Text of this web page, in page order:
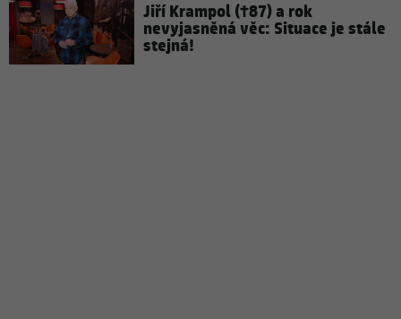
Jiří Krampol (†87) a rok
nevyjasněná věc: Situace je stále
stejná!